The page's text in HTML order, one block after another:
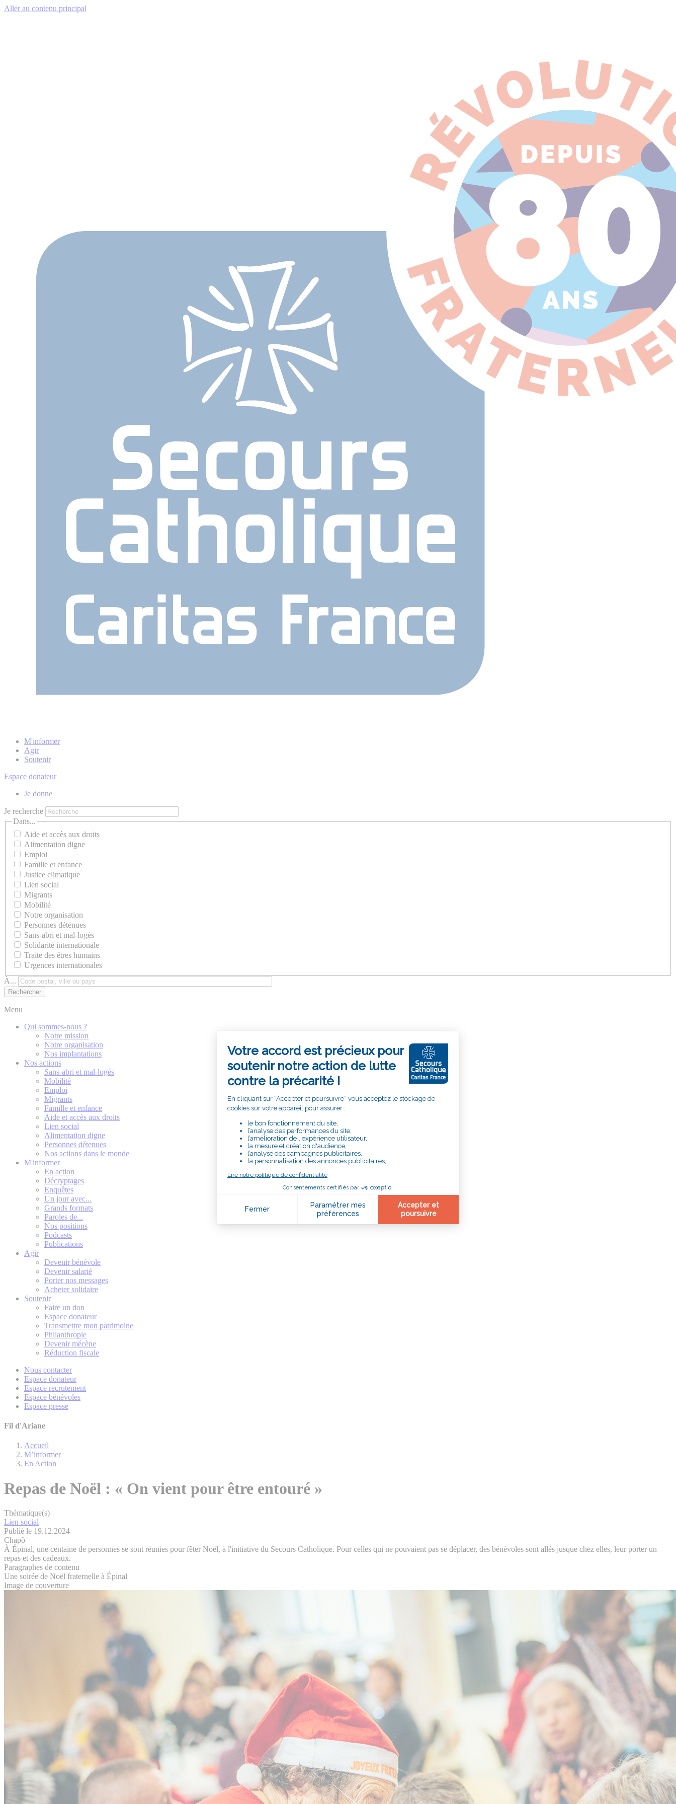
Aller au contenu principal
M'informer
Agir
Soutenir
Espace donateur
Je donne
Je recherche
Dans...
Aide et accès aux droits
Alimentation digne
Emploi
Famille et enfance
Justice climatique
Lien social
Migrants
Mobilité
Notre organisation
Personnes détenues
Sans-abri et mal-logés
Solidarité internationale
Traite des êtres humains
Urgences internationales
À...
Menu
Qui sommes-nous ?
Notre mission
Notre organisation
Nos implantations
Nos actions
Sans-abri et mal-logés
Mobilité
Emploi
Migrants
Famille et enfance
Aide et accès aux droits
Lien social
Alimentation digne
Personnes détenues
Nos actions dans le monde
M'informer
En action
Décryptages
Enquêtes
Un jour avec...
Grands formats
Paroles de...
Nos positions
Podcasts
Publications
Agir
Devenir bénévole
Devenir salarié
Porter nos messages
Acheter solidaire
Soutenir
Faire un don
Espace donateur
Transmettre mon patrimoine
Philanthropie
Devenir mécène
Réduction fiscale
Nous contacter
Espace donateur
Espace recrutement
Espace bénévoles
Espace presse
Fil d'Ariane
Accueil
M’informer
En Action
Repas de Noël : « On vient pour être entouré »
Thématique(s)
Lien social
Publié le 19.12.2024
Chapô
À Épinal, une centaine de personnes se sont réunies pour fêter Noël, à l'initiative du Secours Catholique. Pour celles qui ne pouvaient pas se déplacer, des bénévoles sont allés jusque chez elles, leur porter un
repas et des cadeaux.
Paragraphes de contenu
Une soirée de Noël fraternelle à Épinal
Image de couverture